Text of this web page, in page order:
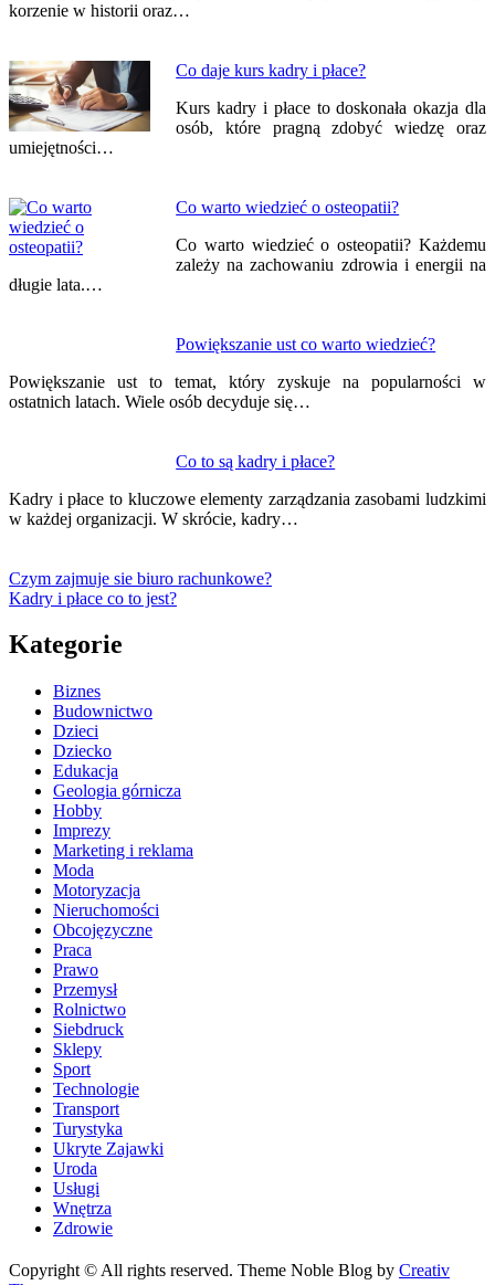
korzenie w historii oraz…
Co daje kurs kadry i płace?
Kurs kadry i płace to doskonała okazja dla
osób, które pragną zdobyć wiedzę oraz
umiejętności…
Co warto wiedzieć o osteopatii?
Co warto wiedzieć o osteopatii? Każdemu
zależy na zachowaniu zdrowia i energii na
długie lata.…
Powiększanie ust co warto wiedzieć?
Powiększanie ust to temat, który zyskuje na popularności w
ostatnich latach. Wiele osób decyduje się…
Co to są kadry i płace?
Kadry i płace to kluczowe elementy zarządzania zasobami ludzkimi
w każdej organizacji. W skrócie, kadry…
Czym zajmuje sie biuro rachunkowe?
Kadry i płace co to jest?
Kategorie
Biznes
Budownictwo
Dzieci
Dziecko
Edukacja
Geologia górnicza
Hobby
Imprezy
Marketing i reklama
Moda
Motoryzacja
Nieruchomości
Obcojęzyczne
Praca
Prawo
Przemysł
Rolnictwo
Siebdruck
Sklepy
Sport
Technologie
Transport
Turystyka
Ukryte Zajawki
Uroda
Usługi
Wnętrza
Zdrowie
Copyright © All rights reserved. Theme Noble Blog by Creativ